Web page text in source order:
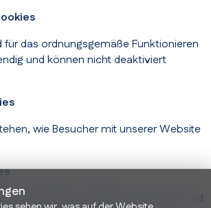
für das ordnungsgemäße Funktionieren
und können nicht deaktiviert
wie Besucher mit unserer Website
um relevante Anzeigen zu schalten und